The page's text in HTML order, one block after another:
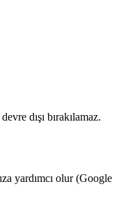
dışı bırakılamaz.
yardımcı olur (Google